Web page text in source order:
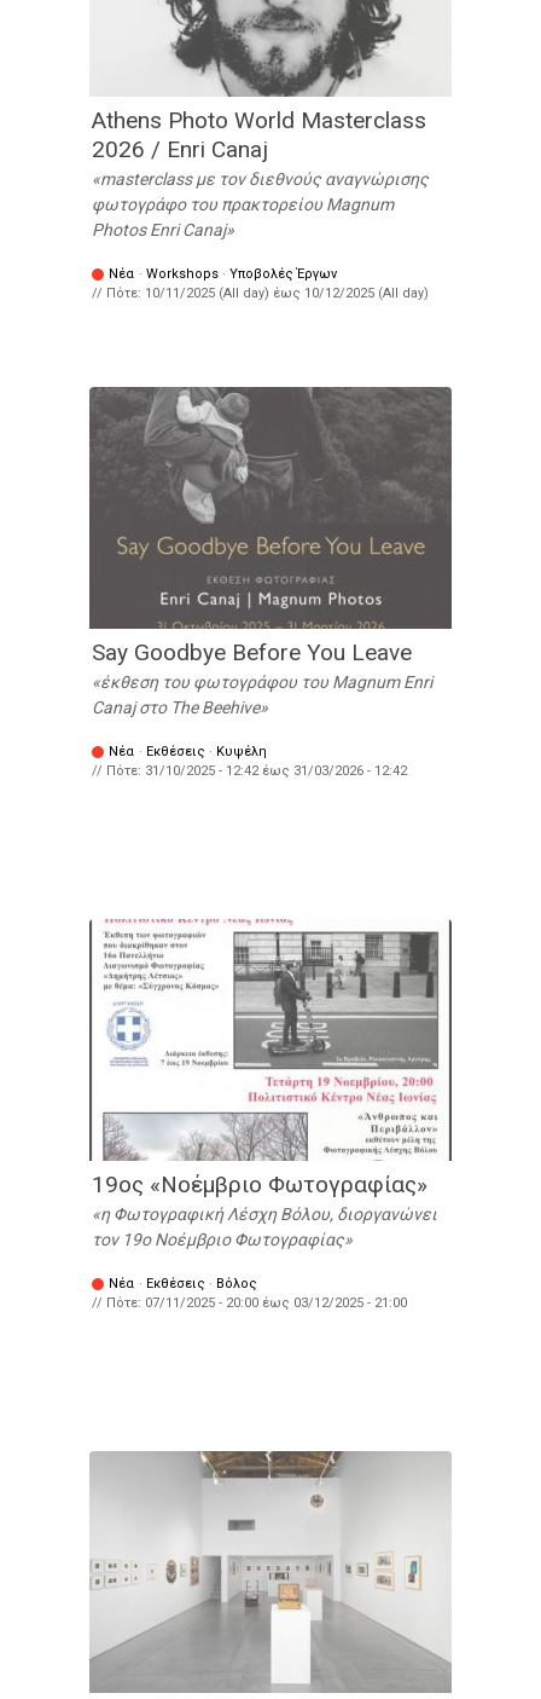
Athens Photo World Masterclass
2026 / Enri Canaj
masterclass με τον διεθνούς αναγνώρισης
φωτογράφο του πρακτορείου Magnum
Photos Enri Canaj
Νέα · Workshops · Υποβολές Έργων
// Πότε: 10/11/2025 (All day) έως 10/12/2025 (All day)
Say Goodbye Before You Leave
έκθεση του φωτογράφου του Magnum Enri
Canaj στο The Beehive
Νέα · Εκθέσεις · Κυψέλη
// Πότε: 31/10/2025 - 12:42έως 31/03/2026 - 12:42
19ος «Νοέμβριο Φωτογραφίας»
η Φωτογραφική Λέσχη Βόλου, διοργανώνει
τον 19ο Νοέμβριο Φωτογραφίας
Νέα · Εκθέσεις · Βόλος
// Πότε: 07/11/2025 - 20:00 έως 03/12/2025 - 21:00